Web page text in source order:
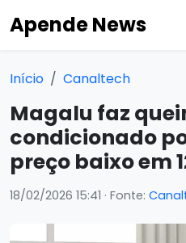
Apende News
Início Canaltech
Magalu faz
condicionado
preço baixo em
18/02/2026 15:41 · Fonte: